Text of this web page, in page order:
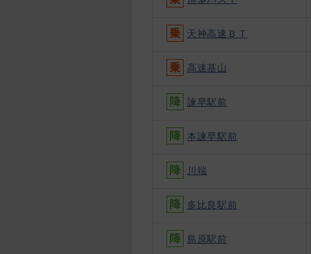
天神高速ＢＴ
高速基山
諫早駅前
本諫早駅前
川端
多比良駅前
島原駅前